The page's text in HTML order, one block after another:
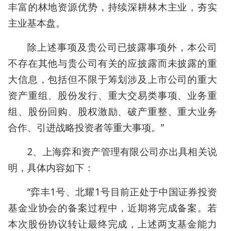
丰富的林地资源优势，持续深耕林木主业，夯实
主业基本盘。
除上述事项及贵公司已披露事项外，本公司
不存在其他与贵公司有关的应披露而未披露的重
大信息，包括但不限于筹划涉及上市公司的重大
资产重组、股份发行、重大交易类事项、业务重
组、股份回购、股权激励、破产重整、重大业务
合作、引进战略投资者等重大事项。”
2、上海弈和资产管理有限公司亦出具相关说
明，具体内容如下：
“弈丰1号、北耀1号目前正处于中国证券投资
基金业协会的备案过程中，近期将完成备案。若
本次股份协议转让最终完成，上述两支基金能力